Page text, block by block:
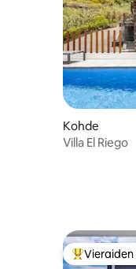
Kohde
Villa El Riego
Vieraiden
Vieraiden